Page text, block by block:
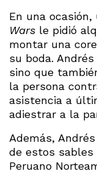
En una
Wars le pidió
montar una
su boda.
sino que
la persona
asistencia a
adiestrar a la
Además,
de estos
Peruano